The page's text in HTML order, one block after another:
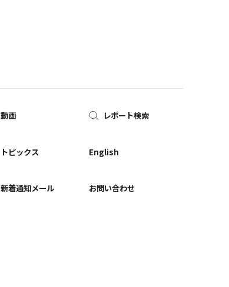
動画
トピックス
新着通知メール
レポート検索
English
お問い合わせ